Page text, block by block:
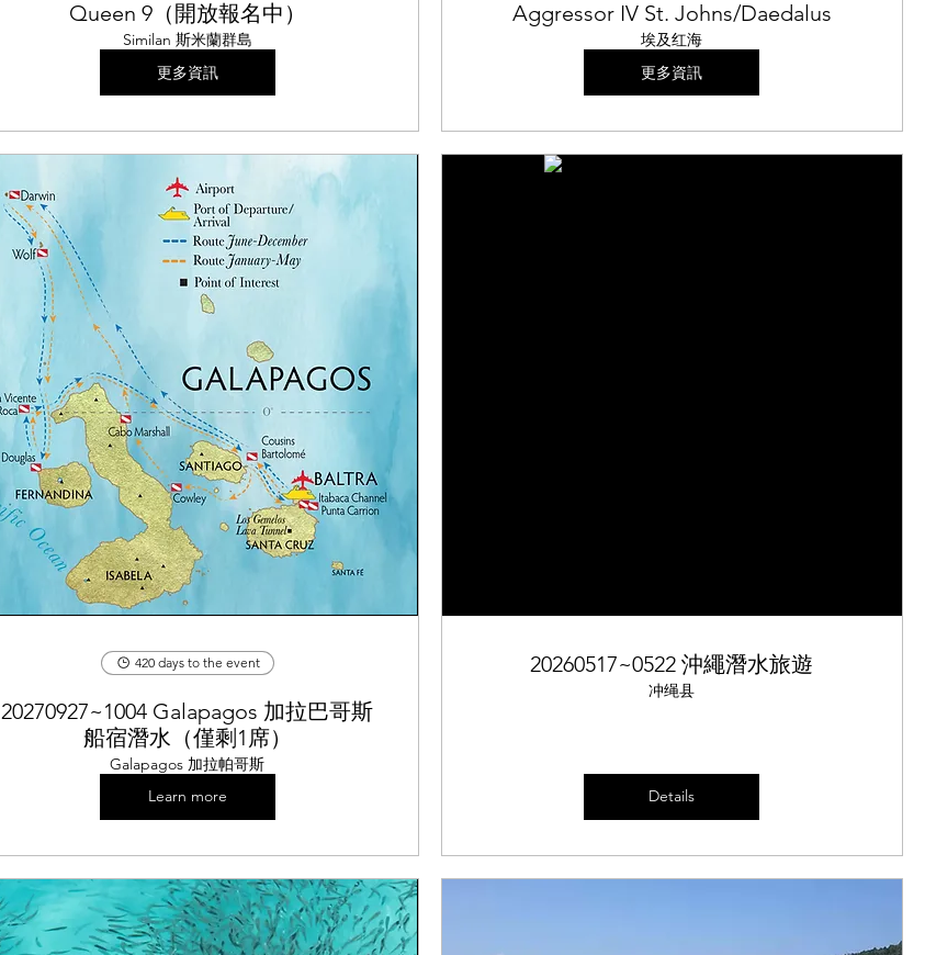
Queen 9（開放報名中）
Similan 斯米蘭群島
更多資訊
Aggressor IV St. Johns/Daedalus
埃及红海
更多資訊
420 days to the event
20270927~1004 Galapagos 加拉巴哥斯
船宿潛水（僅剩1席）
Galapagos 加拉帕哥斯
Learn more
20260517~0522 沖繩潛水旅遊
冲绳县
Details